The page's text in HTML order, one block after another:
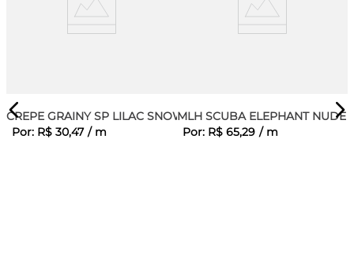
CREPE GRAINY SP LILAC SNOW
Por: R$ 30,47 / m
MLH SCUBA ELEPHANT NUDE
Por: R$ 65,29 / m